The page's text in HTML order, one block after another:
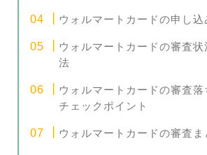
ウォルマートカードの申し込
ウォルマートカードの審査
法
ウォルマートカードの審査
チェックポイント
ウォルマートカードの審査ま